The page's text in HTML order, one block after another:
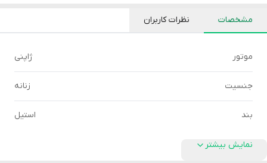
مشخصات نظرات کاربران
موتور ژاپنی
جنسیت زنانه
بند استیل
نمایش بیشتر